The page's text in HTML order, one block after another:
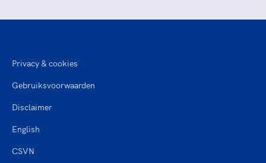
Privacy & cookies
Gebruiksvoorwaarden
Disclaimer
English
CSVN